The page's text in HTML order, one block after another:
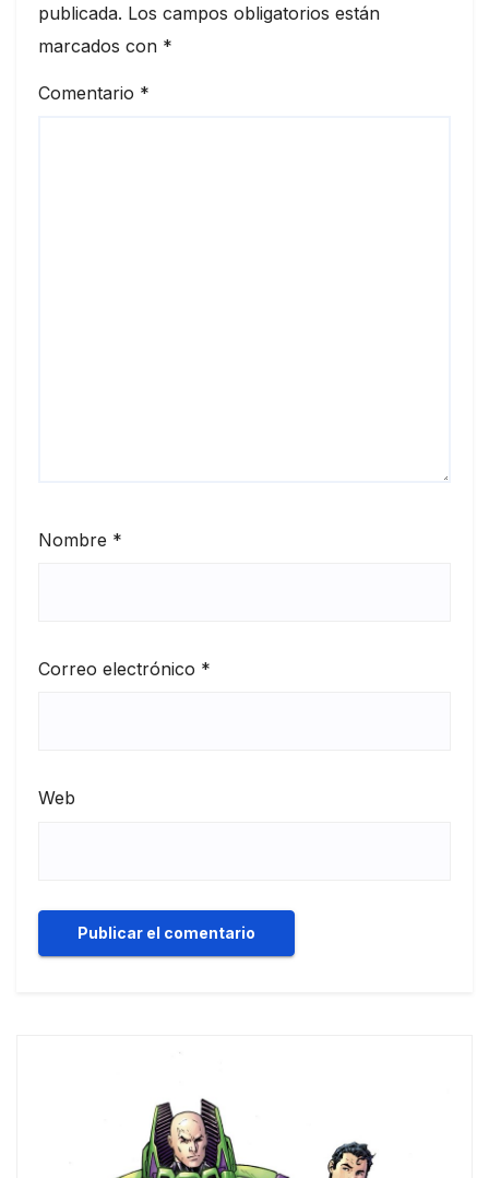
publicada. Los campos obligatorios están
marcados con *
Comentario *
Nombre *
Correo electrónico *
Web